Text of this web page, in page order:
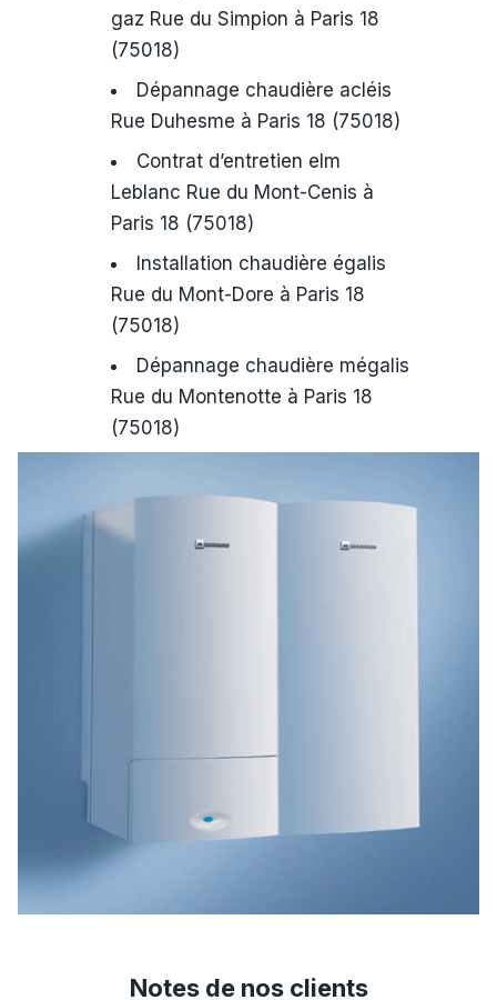
gaz Rue du Simpion à Paris 18
(75018)
Dépannage chaudière acléis
Rue Duhesme à Paris 18 (75018)
Contrat d’entretien elm
Leblanc Rue du Mont-Cenis à
Paris 18 (75018)
Installation chaudière égalis
Rue du Mont-Dore à Paris 18
(75018)
Dépannage chaudière mégalis
Rue du Montenotte à Paris 18
(75018)
Notes de nos clients